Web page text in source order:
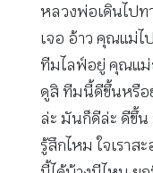
หลวงพ่อเดินไปท
เจอ อ้าว คุณแม่
ทีมไลฟ์อยู่ คุณแม่
ดูสิ ทีมนี้ดีขึ้นหรื
ล่ะ มันก็ดีล่ะ ดีขึ้น
รู้สึกไหม ใจเราส